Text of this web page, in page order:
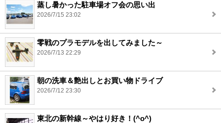
蒸し暑かった駐車場オフ会の思い出
2026/7/15 23:02
零戦のプラモデルを出してみました～
2026/7/13 22:29
朝の洗車＆艶出しとお買い物ドライブ
2026/7/12 23:30
東北の新幹線～やはり好き！(^o^)